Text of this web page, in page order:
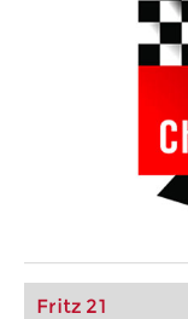
Fritz 21